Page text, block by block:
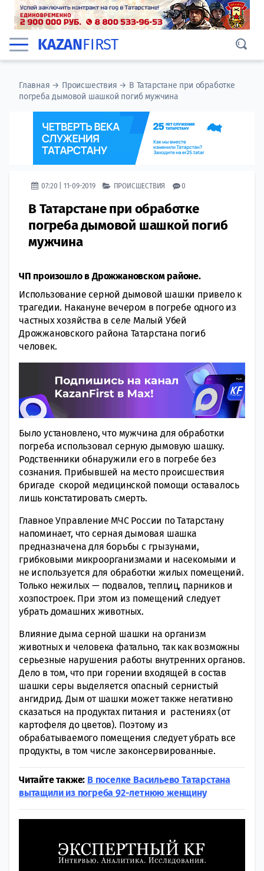
KAZANFIRST
Главная → Происшествия → В Татарстане при обработке
погреба дымовой шашкой погиб мужчина
07:20 | 11-09-2019 ПРОИСШЕСТВИЯ 0
В Татарстане при обработке
погреба дымовой шашкой погиб
мужчина
ЧП произошло в Дрожжановском районе.
Использование серной дымовой шашки привело к
трагедии. Накануне вечером в погребе одного из
частных хозяйства в селе Малый Убей
Дрожжановского района Татарстана погиб
человек.
Было установлено, что мужчина для обработки
погреба использовал серную дымовую шашку.
Родственники обнаружили его в погребе без
сознания. Прибывшей на место происшествия
бригаде скорой медицинской помощи оставалось
лишь констатировать смерть.
Главное Управление МЧС России по Татарстану
напоминает, что серная дымовая шашка
предназначена для борьбы с грызунами,
грибковыми микроорганизмами и насекомыми и
не используется для обработки жилых помещений.
Только нежилых — подвалов, теплиц, парников и
хозпостроек. При этом из помещений следует
убрать домашних животных.
Влияние дыма серной шашки на организм
животных и человека фатально, так как возможны
серьезные нарушения работы внутренних органов.
Дело в том, что при горении входящей в состав
шашки серы выделяется опасный сернистый
ангидрид. Дым от шашки может также негативно
сказаться на продуктах питания и растениях (от
картофеля до цветов). Поэтому из
обрабатываемого помещения следует убрать все
продукты, в том числе законсервированные.
Читайте также: В поселке Васильево Татарстана
вытащили из погреба 92-летнюю женщину